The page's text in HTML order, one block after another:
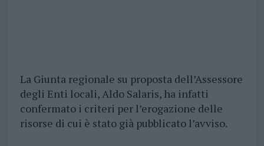
La Giunta regionale su proposta dell’Assessore
degli Enti locali, Aldo Salaris, ha infatti
confermato i criteri per l’erogazione delle
risorse di cui è stato già pubblicato l’avviso.